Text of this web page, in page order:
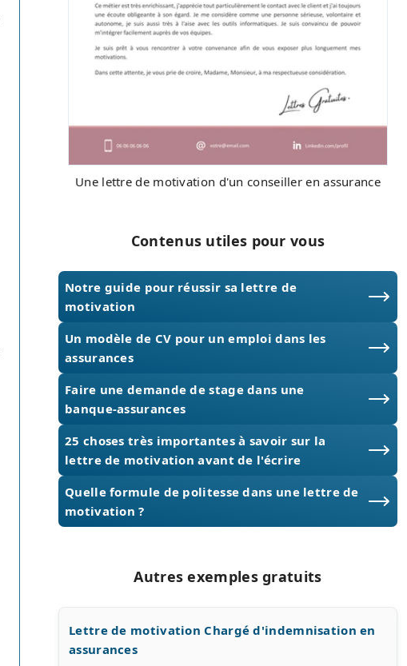
Une lettre de motivation d'un conseiller en assurance
Contenus utiles pour vous
Notre guide pour réussir sa lettre de
motivation
Un modèle de CV pour un emploi dans les
assurances
Faire une demande de stage dans une
banque-assurances
25 choses très importantes à savoir sur la
lettre de motivation avant de l'écrire
Quelle formule de politesse dans une lettre de
motivation ?
Autres exemples gratuits
Lettre de motivation Chargé d'indemnisation en
assurances